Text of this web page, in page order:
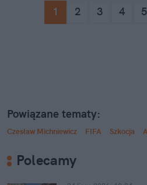
1 2 3 4 5
Powiązane tematy:
Czesław Michniewicz FIFA Szkocja
Polecamy